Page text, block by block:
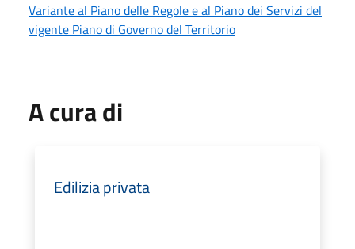
Variante al Piano delle Regole e al Piano dei Servizi del
vigente Piano di Governo del Territorio
A cura di
Edilizia privata